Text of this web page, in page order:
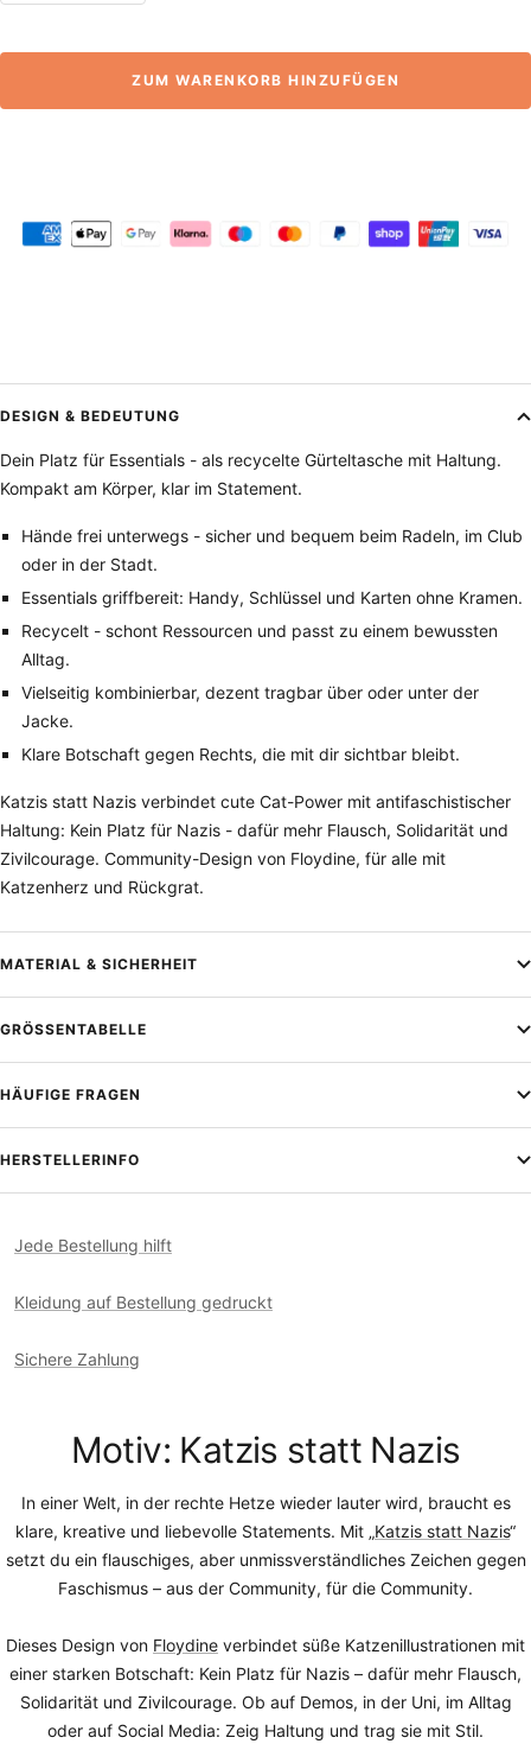
ZUM WARENKORB HINZUFÜGEN
DESIGN & BEDEUTUNG
Dein Platz für Essentials - als recycelte Gürteltasche mit Haltung.
Kompakt am Körper, klar im Statement.
Hände frei unterwegs - sicher und bequem beim Radeln, im Club
oder in der Stadt.
Essentials griffbereit: Handy, Schlüssel und Karten ohne Kramen.
Recycelt - schont Ressourcen und passt zu einem bewussten
Alltag.
Vielseitig kombinierbar, dezent tragbar über oder unter der
Jacke.
Klare Botschaft gegen Rechts, die mit dir sichtbar bleibt.
Katzis statt Nazis verbindet cute Cat-Power mit antifaschistischer
Haltung: Kein Platz für Nazis - dafür mehr Flausch, Solidarität und
Zivilcourage. Community-Design von Floydine, für alle mit
Katzenherz und Rückgrat.
MATERIAL & SICHERHEIT
GRÖSSENTABELLE
HÄUFIGE FRAGEN
HERSTELLERINFO
Jede Bestellung hilft
Kleidung auf Bestellung gedruckt
Sichere Zahlung
Motiv: Katzis statt Nazis
In einer Welt, in der rechte Hetze wieder lauter wird, braucht es
klare, kreative und liebevolle Statements. Mit „Katzis statt Nazis“
setzt du ein flauschiges, aber unmissverständliches Zeichen gegen
Faschismus – aus der Community, für die Community.
Dieses Design von Floydine verbindet süße Katzenillustrationen mit
einer starken Botschaft: Kein Platz für Nazis – dafür mehr Flausch,
Solidarität und Zivilcourage. Ob auf Demos, in der Uni, im Alltag
oder auf Social Media: Zeig Haltung und trag sie mit Stil.